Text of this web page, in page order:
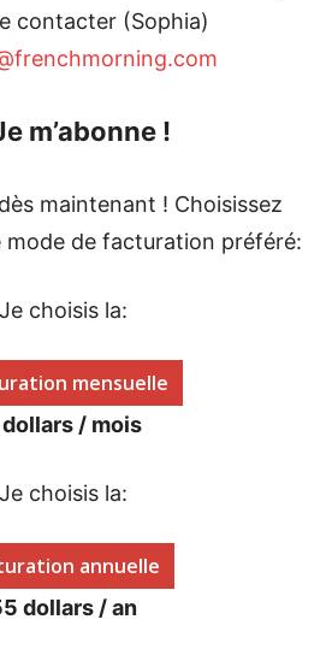
contacter (Sophia)
m’abonne !
maintenant ! Choisissez
de facturation préféré:
Je choisis la:
mensuelle
/ mois
Je choisis la:
annuelle
dollars / an